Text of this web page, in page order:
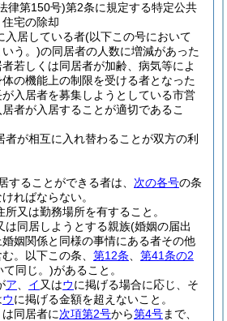
律第150号)第2条に規定する特定公共
宅の除却
入居している者(以下この号において
いう。)の同居者の人数に増減があった
若しくは同居者が加齢、病気等によ
の機能上の制限を受ける者となった
入居者を募集しようとしている市営
者が入居することが適切であるこ
者が相互に入れ替わることが双方の利
することができる者は、 次の各号の条
ればならない。
又は勤務場所を有すること。
は同居しようとする親族(婚姻の届出
姻関係と同様の事情にある者その他
。以下この条、 第12条
第41条の2
て同じ。)があること。
ア イ 又はウに掲げる場合に応じ、そ
ウに掲げる金額を超えないこと。
同居者に次項第2号から第4号まで、